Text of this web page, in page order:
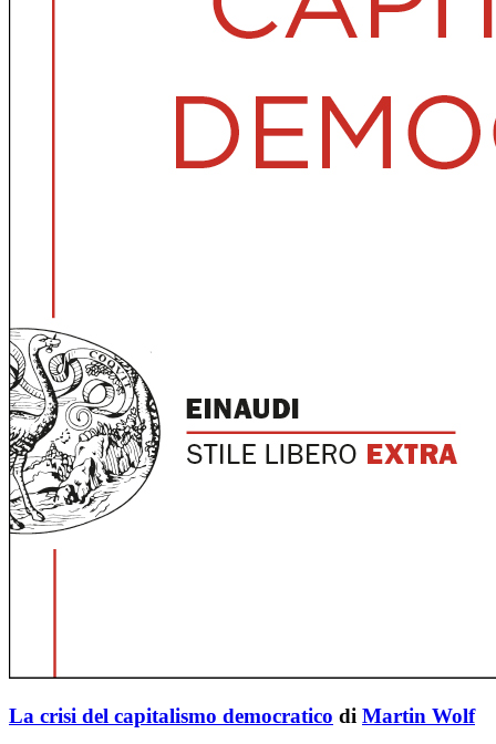
La crisi del capitalismo democratico di Martin Wolf